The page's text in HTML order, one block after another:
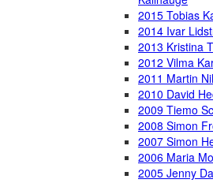
2015 Tobias
2014 Ivar
2013 Kristina
2012 Vilma
2011 Martin
2010 David
2009 Tiemo
2008 Simon
2007 Simon
2006 Maria
2005 Jenny